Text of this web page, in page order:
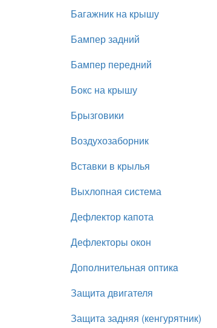
Багажник на крышу
Бампер задний
Бампер передний
Бокс на крышу
Брызговики
Воздухозаборник
Вставки в крылья
Выхлопная система
Дефлектор капота
Дефлекторы окон
Дополнительная оптикa
Защита двигателя
Защита задняя (кенгурятник)